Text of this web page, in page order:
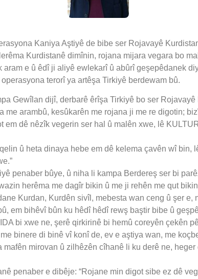
Kaniya Aştiyê de bibe ser Rojavayê
Kurdistanê dimînin, rojana mijara vegara bo
e û êdî ji aliyê ewlekarî û abûrî geşepêdanek
terorî ya artêşa Tirkiyê berdewam bû.
Gewîlan dijî, derbarê êrîşa Tirkiyê bo ser
me arambû, kesûkarên me rojana ji me re digotin;
em dê nêzîk vegerin ser hal û malên xwe, lê
û heta dinaya hebe em dê kelema çavên wî
penaber bûye, û niha li kampa Berdereş ser bi
herêma me dagîr bikin û me ji rehên me qut
Kurdan, Kurdên sivîl, mebesta wan ceng û şer e,
em bihêvî bûn ku hêdî hêdî rewş baştir bibe û
bi xwe ne, şerê qirkirinê bi hemû coreyên çekên
binere di binê vî konî de, ev e aştiya wan, me
mirovan û zilhêzên cîhanê li ku derê ne,
penaber e dibêje: “Rojane min digot sibe ez dê